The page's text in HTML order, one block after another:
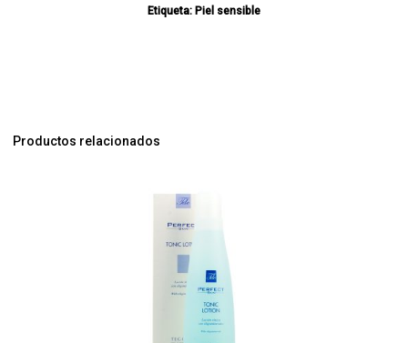
Etiqueta: Piel sensible
Productos relacionados